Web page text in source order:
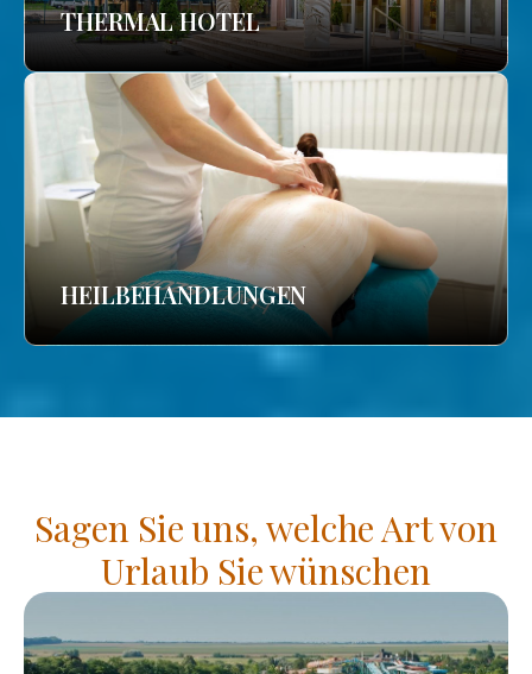
THERMAL HOTEL
HEILBEHANDLUNGEN
Sagen Sie uns, welche Art von
Urlaub Sie wünschen